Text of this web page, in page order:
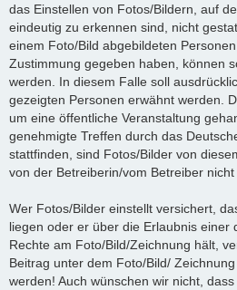
das Einstellen von Fotos/Bildern, auf
eindeutig zu erkennen sind, nicht
einem Foto/Bild abgebildeten
Zustimmung gegeben haben, können
werden. In diesem Falle soll
gezeigten Personen erwähnt werden.
um eine öffentliche Veranstaltung
genehmigte Treffen durch das
stattfinden, sind Fotos/Bilder von
von der Betreiberin/vom Betreiber
Wer Fotos/Bilder einstellt versichert,
liegen oder er über die Erlaubnis einer
Rechte am Foto/Bild/Zeichnung hält,
Beitrag unter dem Foto/Bild/
werden! Auch wünschen wir nicht,